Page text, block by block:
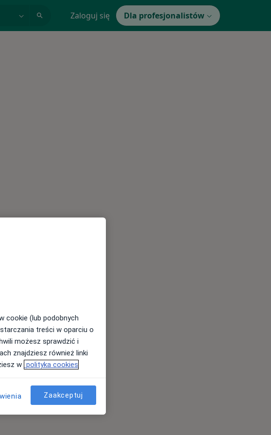
Zaloguj się Dla profesjonalistów
cookie (lub podobnych
treści w oparciu o
możesz sprawdzić i
znajdziesz również linki
w polityka cookies
Zaakceptuj